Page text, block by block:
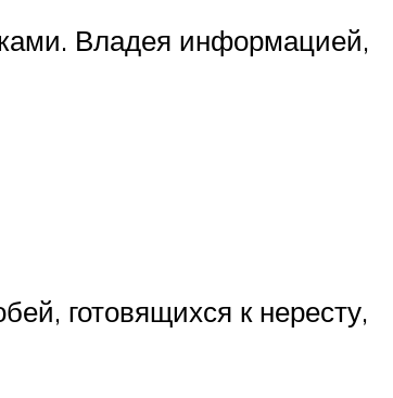
Владея информацией,
готовящихся к нересту,